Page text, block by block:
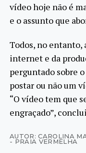
vídeo hoje não é
e o assunto que
Todos, no
internet e da
perguntado sobre
postar ou não um
“O vídeo tem que
engraçado”,
AUTOR: CAROLINA
- PRAIA VERMELHA